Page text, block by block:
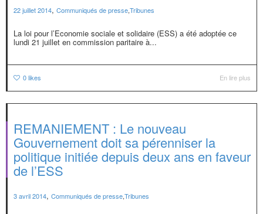
22 juillet 2014, Communiqués de presse,Tribunes
La loi pour l’Economie sociale et solidaire (ESS) a été adoptée ce
lundi 21 juillet en commission paritaire à...
0likes En lire plus
REMANIEMENT : Le nouveau
Gouvernement doit sa pérenniser la
politique initiée depuis deux ans en faveur
de l’ESS
3 avril 2014, Communiqués de presse,Tribunes